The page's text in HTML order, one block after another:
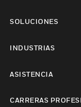
SOLUCIONES
INDUSTRIAS
ASISTENCIA
CARRERAS